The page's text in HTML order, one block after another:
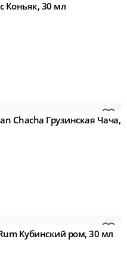
комплектации и
последних доступных
Коньяк, 30 мл
Chacha Грузинская Чача,
Кубинский ром, 30 мл